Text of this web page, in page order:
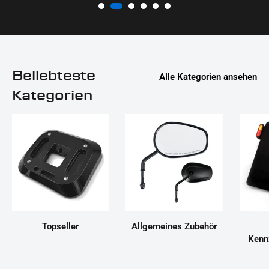
Beliebteste
Kategorien
Alle Kategorien ansehen
Topseller
Allgemeines Zubehör